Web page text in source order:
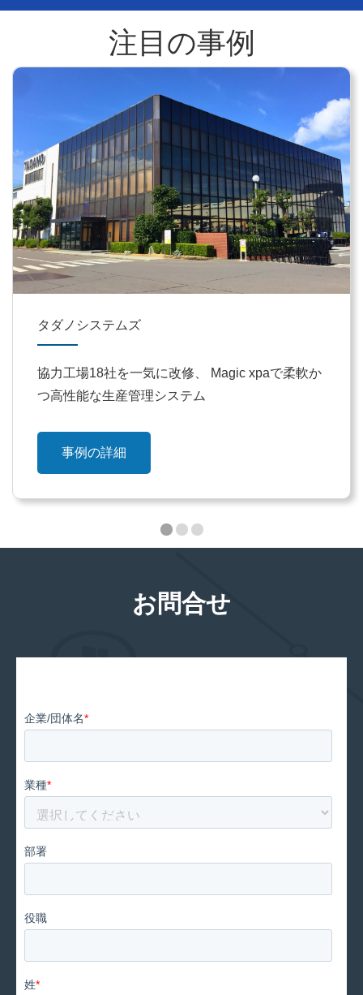
注目の事例
タダノシステムズ
協力工場18社を一気に改修、 Magic xpaで柔軟か
つ高性能な生産管理システム
事例の詳細
お問合せ